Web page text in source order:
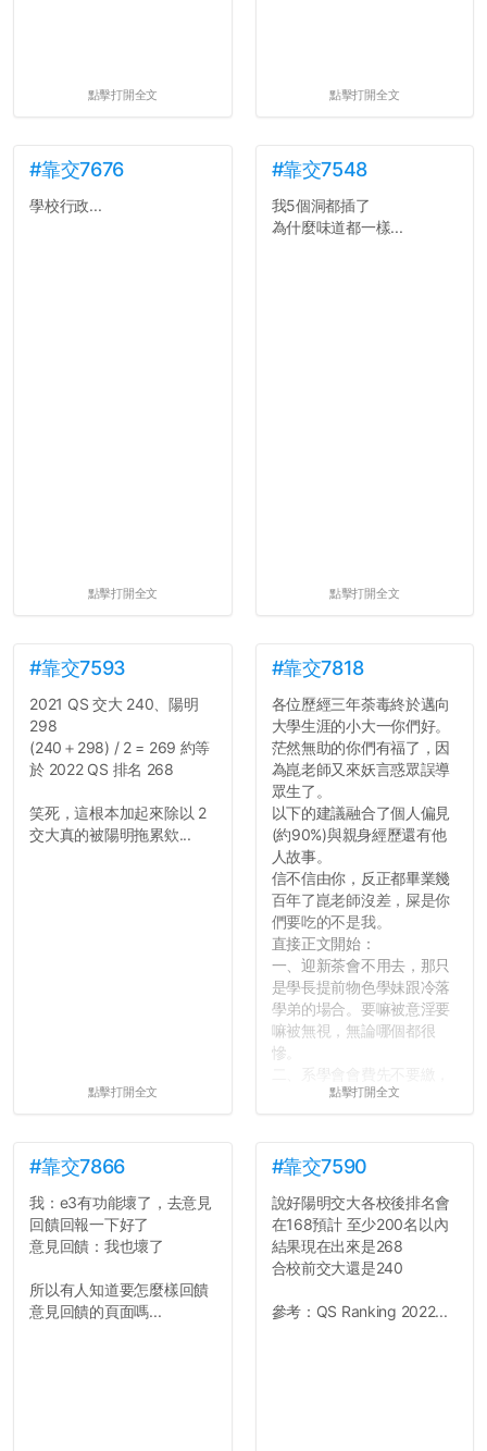
點擊打開全文 點擊打開全文
#靠交7676
學校行政...
點擊打開全文
#靠交7548
我5個洞都插了
為什麼味道都一樣...
點擊打開全文
#靠交7593
2021 QS 交大 240、陽明
298
(240＋298) / 2 = 269 約等
於 2022 QS 排名 268
笑死，這根本加起來除以 2
交大真的被陽明拖累欸...
點擊打開全文
#靠交7818
各位歷經三年荼毒終於邁向
大學生涯的小大一你們好。
茫然無助的你們有福了，因
為崑老師又來妖言惑眾誤導
眾生了。
以下的建議融合了個人偏見
(約90%)與親身經歷還有他
人故事。
信不信由你，反正都畢業幾
百年了崑老師沒差，屎是你
們要吃的不是我。
直接正文開始：
一、迎新茶會不用去，那只
是學長提前物色學妹跟冷落
學弟的場合。要嘛被意淫要
嘛被無視，無論哪個都很
慘。
很多人一路輕鬆自在到畢業
上早八的毅力跟每年的新年
新希望一樣不持久。
四、不要當班代。不要當班
代。不要當班代。
五、每天都能穿便服上學好
像很爽，切記不要把自己混
單、大方就好。
點擊打開全文
#靠交7866
我：e3有功能壞了，去意見
回饋回報一下好了
意見回饋：我也壞了
所以有人知道要怎麼樣回饋
意見回饋的頁面嗎...
#靠交7590
說好陽明交大各校後排名會
在168預計 至少200名以內
結果現在出來是268
合校前交大還是240
參考：QS Ranking 2022...